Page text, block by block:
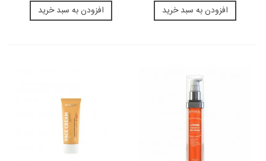
افزودن به سبد خرید افزودن به سبد خرید